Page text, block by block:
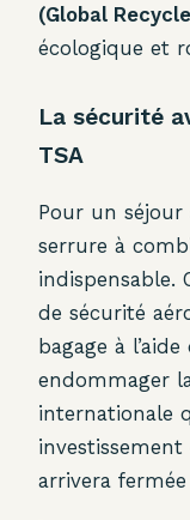
(Global
écologique et
La sécurité
TSA
Pour un séjour
serrure à
indispensable.
de sécurité
bagage à
endommager
internationale
arrivera